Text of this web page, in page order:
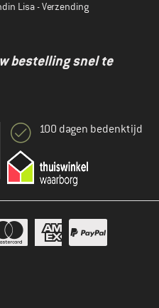
Lisa - Verzending
bestelling snel te
100 dagen bedenktijd